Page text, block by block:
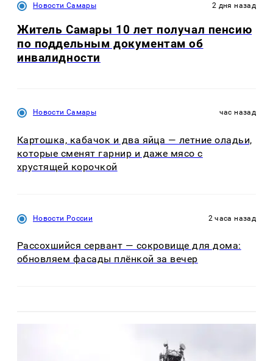
Новости Самары 2 дня назад
Житель Самары 10 лет получал пенсию
по поддельным документам об
инвалидности
Новости Самары час назад
Картошка, кабачок и два яйца — летние оладьи,
которые сменят гарнир и даже мясо с
хрустящей корочкой
Новости России 2 часа назад
Рассохшийся сервант — сокровище для дома:
обновляем фасады плёнкой за вечер